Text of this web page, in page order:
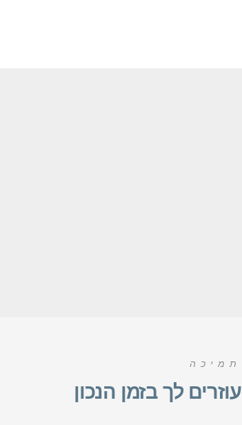
תמיכה
עוזרים לך בזמן הנכון